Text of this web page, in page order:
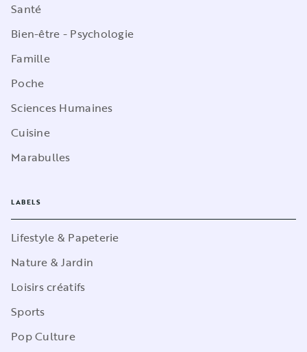
Santé
Bien-être - Psychologie
Famille
Poche
Sciences Humaines
Cuisine
Marabulles
LABELS
Lifestyle & Papeterie
Nature & Jardin
Loisirs créatifs
Sports
Pop Culture